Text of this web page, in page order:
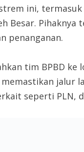
ini,
Besar.
penanganan.
tim BPBD
jalur
seperti PLN,